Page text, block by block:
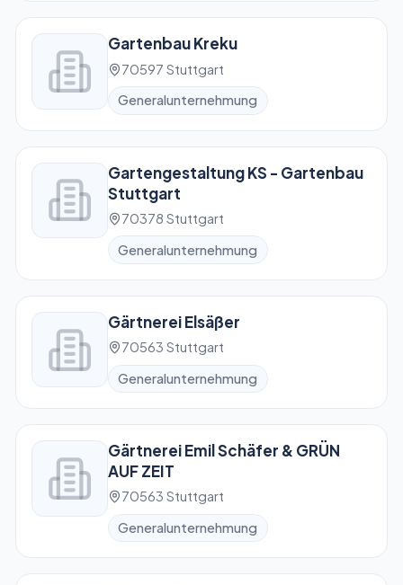
Gartenbau Kreku
70597 Stuttgart
Generalunternehmung
Gartengestaltung KS - Gartenbau
Stuttgart
70378 Stuttgart
Generalunternehmung
Gärtnerei Elsäßer
70563 Stuttgart
Generalunternehmung
Gärtnerei Emil Schäfer & GRÜN
AUF ZEIT
70563 Stuttgart
Generalunternehmung